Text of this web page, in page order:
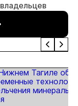
владельцев